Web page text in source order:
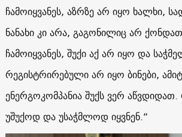
ჩამოიყვანეს, აზრზე არ იყო ხალხი,
ნანახი კი არა, გაგონილიც არ
ჩამოიყვანეს, შუქი აქ არ იყო და
რეგისტრირებული არ იყო ბინები,
ენერგოკომპანია შუქს ვერ
უშუქოდ და უსაჭმლოდ იყვნენ.“